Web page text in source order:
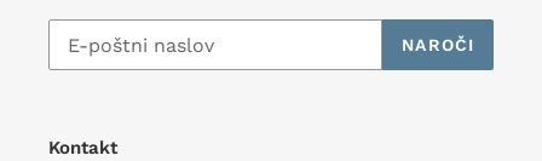
NAROČI
Kontakt